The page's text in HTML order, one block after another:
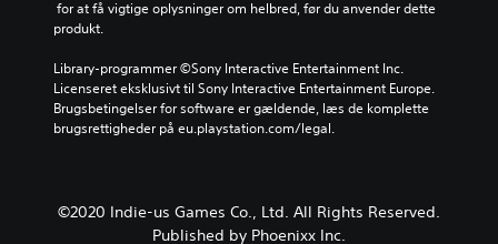
produkt.
Library-programmer ©Sony Interactive Entertainment Inc.
Licenseret eksklusivt til Sony Interactive Entertainment Europe.
Brugsbetingelser for software er gældende, læs de komplette
brugsrettigheder på eu.playstation.com/legal.
©2020 Indie-us Games Co., Ltd. All Rights Reserved.
Published by Phoenixx Inc.